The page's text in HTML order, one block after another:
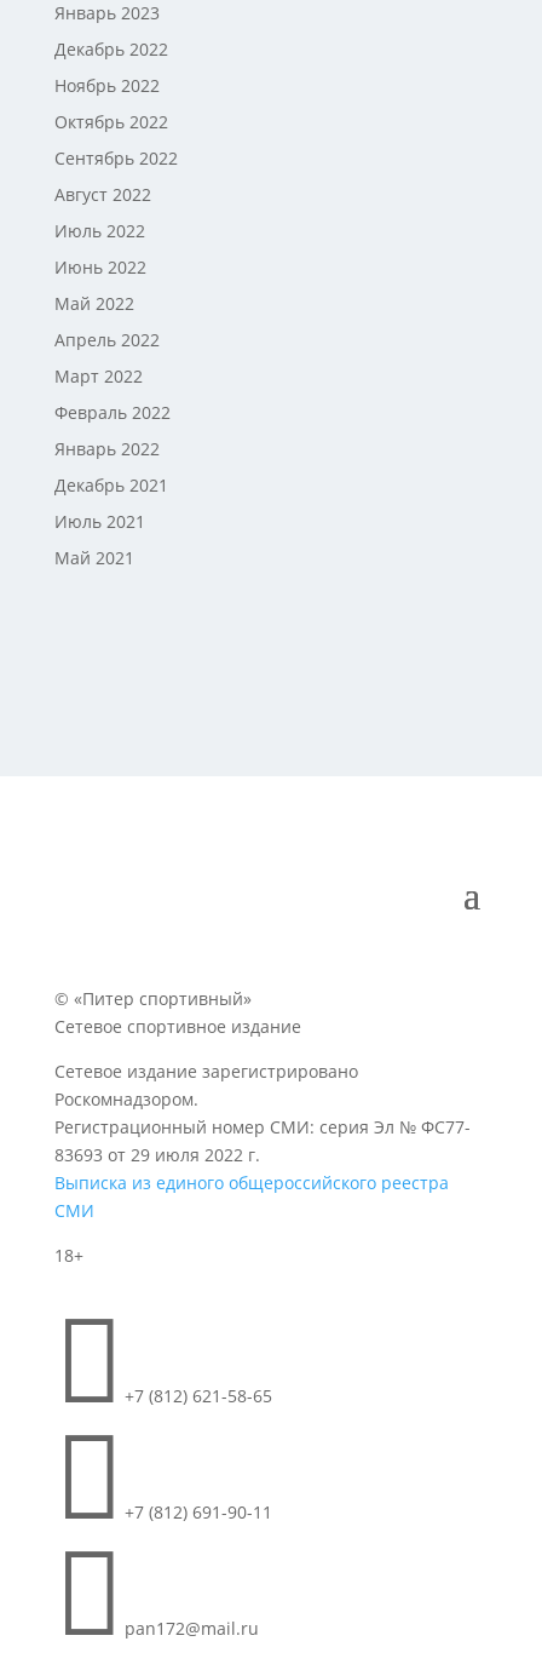
Январь 2023
Декабрь 2022
Ноябрь 2022
Октябрь 2022
Сентябрь 2022
Август 2022
Июль 2022
Июнь 2022
Май 2022
Апрель 2022
Март 2022
Февраль 2022
Январь 2022
Декабрь 2021
Июль 2021
Май 2021
© «Питер спортивный»
Сетевое спортивное издание
Сетевое издание зарегистрировано
Роскомнадзором.
Регистрационный номер СМИ: серия Эл № ФС77-
83693 от 29 июля 2022 г.
Выписка из единого общероссийского реестра
СМИ
18+
 +7 (812) 621-58-65
 +7 (812) 691-90-11
 pan172@mail.ru